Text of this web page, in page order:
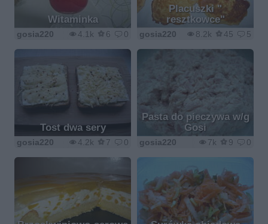
Witaminka
4.1k 6 0
gosia220
Placuszki "
resztkowce"
8.2k 45 5
gosia220
Tost dwa sery
4.2k 7 0
gosia220
Pasta do pieczywa w/g
Gosi
7k 9 0
gosia220